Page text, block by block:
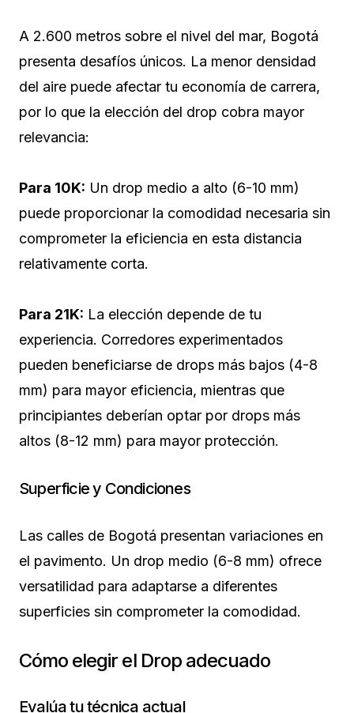
A 2.600 metros sobre el nivel del mar, Bogotá
presenta desafíos únicos. La menor densidad
del aire puede afectar tu economía de carrera,
por lo que la elección del drop cobra mayor
relevancia:
Para 10K: Un drop medio a alto (6-10 mm)
puede proporcionar la comodidad necesaria sin
comprometer la eficiencia en esta distancia
relativamente corta.
Para 21K: La elección depende de tu
experiencia. Corredores experimentados
pueden beneficiarse de drops más bajos (4-8
mm) para mayor eficiencia, mientras que
principiantes deberían optar por drops más
altos (8-12 mm) para mayor protección.
Superficie y Condiciones
Las calles de Bogotá presentan variaciones en
el pavimento. Un drop medio (6-8 mm) ofrece
versatilidad para adaptarse a diferentes
superficies sin comprometer la comodidad.
Cómo elegir el Drop adecuado
Evalúa tu técnica actual